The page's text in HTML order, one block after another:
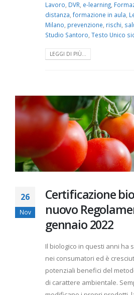
Lavoro, DVR, e-learning,
distanza, formazione in aula,
Milano, prevenzione, rischi,
Studio Santoro, Testo Unico
LEGGI DI PIÙ...
26
Nov
Certificazione
nuovo
gennaio 2022
Il biologico in questi anni ha
nei consumatori ed è
potenziali benefici del
di carattere ambientale.